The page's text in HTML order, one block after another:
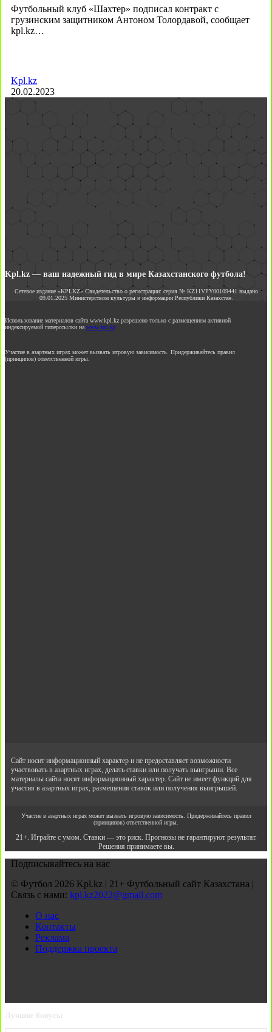
Футбольный клуб «Шахтер» подписал контракт с
грузинским защитником Антоном Толордавой, сообщает
kpl.kz…
Kpl.kz
20.02.2023
Kpl.kz — ваш надежный гид в мире Казахстанского футбола!
Сетевое издание «KPLKZ» Свидетельство о регистрации: серия № KZ11VPY00109441 выдано
09.01.2025 Министерством культуры и информации Республики Казахстан.
Использование материалов сайта www.kpl.kz разрешено только с размещением активной
индексируемой гиперссылки на www.kpl.kz
Участие в азартных играх может вызвать игровую зависимость. Придерживайтесь правил
(принципов) ответственной игры.
Сайт носит информационный характер и не предоставляет возможности
участвовать в азартных играх, делать ставки или получать выигрыши. Все
материалы сайта носят информационный характер. Сайт не имеет функций для
участия в азартных играх, размещения ставок или получения выигрышей.
Участие в азартных играх может вызвать игровую зависимость. Придерживайтесь правил
(принципов) ответственной игры.
21+. Играйте с умом. Ставки — это риск. Прогнозы не гарантируют результат.
Решения принимаете вы.
Подписывайтесь на нас
© Футбол 2026 Kpl.kz | 21+ Футбольный сайт Казахстана |
Связь с нами: kpl.kz2022@gmail.com
О нас
Контакты
Реклама
Поддержка проекта
Лучшие бонусы